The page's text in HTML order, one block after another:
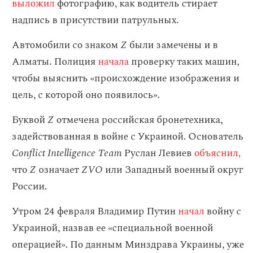
выложил фотографию, как водитель стирает
надпись в присутствии патрульных.
Автомобили со знакомZбыли замечены и в
Алматы. Полиция началапроверку таких машин,
чтобы выяснить «происхождение изображения и
цель, с которой оно появилось».
БуквойZ отмечена российская бронетехника,
задействованная в войне с Украиной. Основатель
Conflict Intelligence TeamРуслан Левиев объяснил,
чтоZ означаетZVO или Западный военный округ
России.
Утром 24 февраля Владимир Путин начал войну с
Украиной, назвав ее «специальной военной
операцией». По данным Минздрава Украины, уже